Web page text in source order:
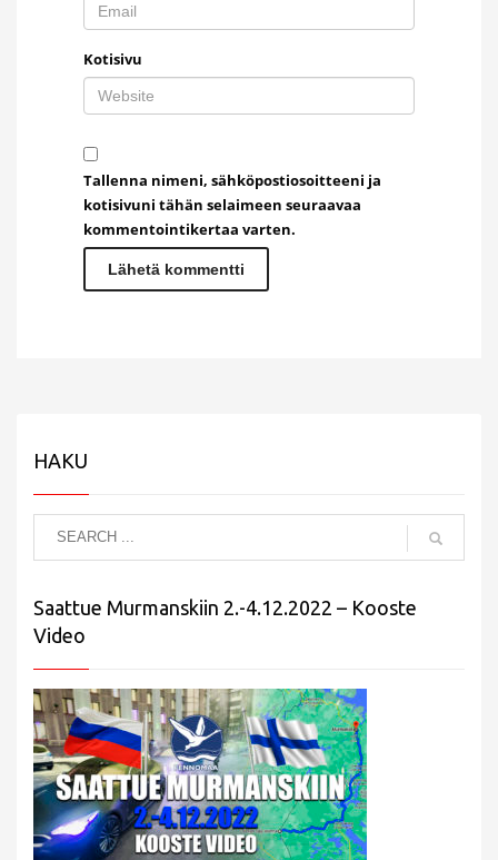
Kotisivu
Tallenna nimeni, sähköpostiosoitteeni ja
kotisivuni tähän selaimeen seuraavaa
kommentointikertaa varten.
HAKU
Saattue Murmanskiin 2.-4.12.2022 – Kooste
Video